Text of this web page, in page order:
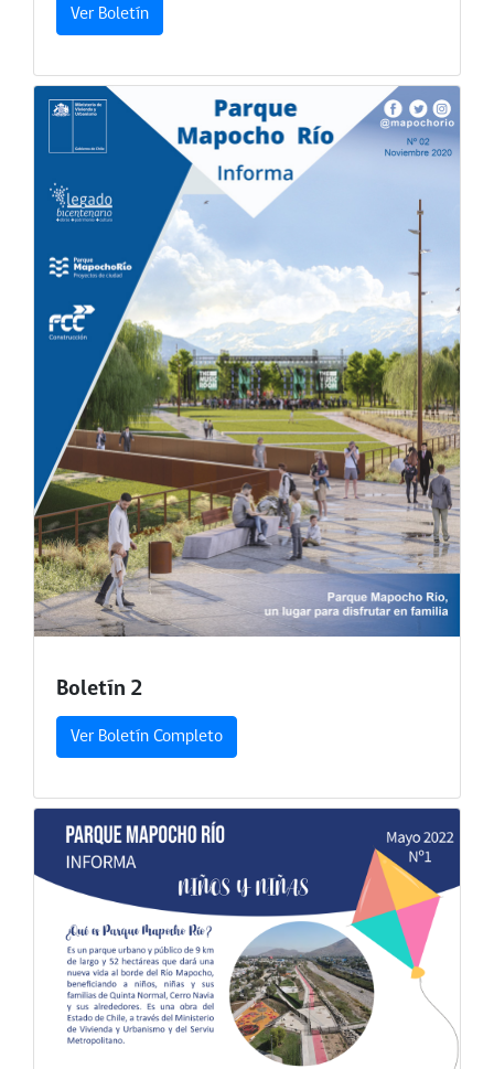
Ver Boletín
Boletín 2
Ver Boletín Completo